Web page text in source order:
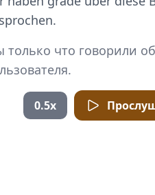
что говорили
0.5x